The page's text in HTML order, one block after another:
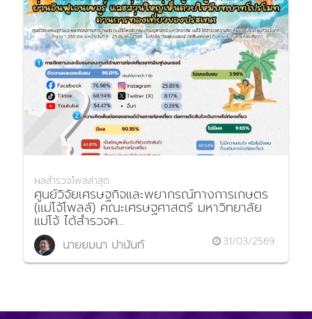
ผลสำรวจโพลล่าสุด
ศูนย์วิจัยเศรษฐกิจและพยากรณ์ทางการเกษตร
(แม่โจ้โพลล์) คณะเศรษฐศาสตร์ มหาวิทยาลัย
แม่โจ้ ได้สำรวจค...
นายยมนา ปานันท์ 31/03/2569